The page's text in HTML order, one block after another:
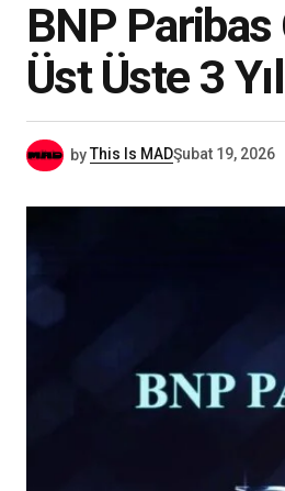
BNP Paribas
Üst Üste 3
byThis Is MADŞubat 19, 2026